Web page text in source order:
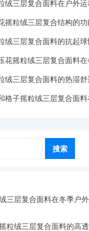
绒三层复合面料在户外
摇粒绒三层复合结构的
绒三层复合面料的抗起
花摇粒绒三层复合面料
绒三层复合面料的热湿
格子摇粒绒三层复合面
搜索
三层复合面料在冬季户
粒绒三层复合面料的高